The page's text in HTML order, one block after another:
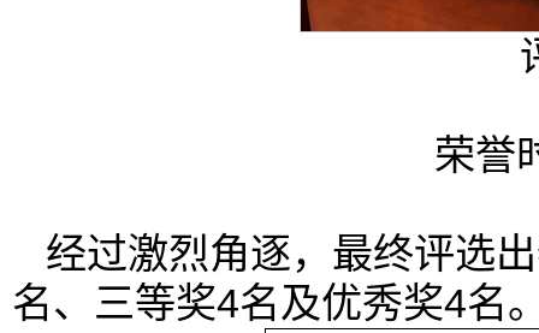
荣誉
经过激烈角逐，最终评选
名、三等奖4名及优秀奖4名